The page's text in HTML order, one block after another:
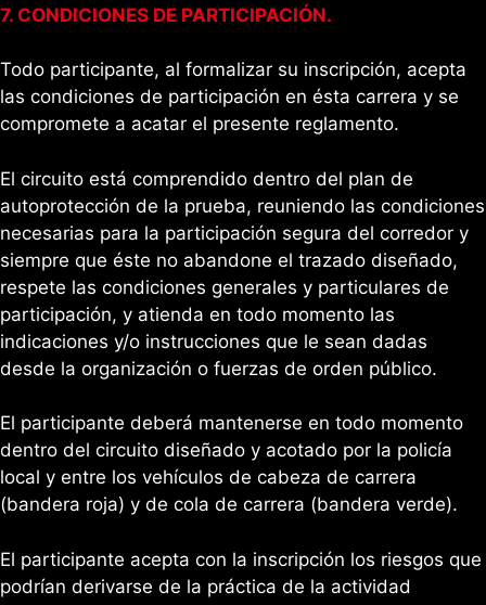
7. CONDICIONES DE PARTICIPACIÓN.
Todo participante, al formalizar su inscripción, acepta
las condiciones de participación en ésta carrera y se
compromete a acatar el presente reglamento.
El circuito está comprendido dentro del plan de
autoprotección de la prueba, reuniendo las condiciones
necesarias para la participación segura del corredor y
siempre que éste no abandone el trazado diseñado,
respete las condiciones generales y particulares de
participación, y atienda en todo momento las
indicaciones y/o instrucciones que le sean dadas
desde la organización o fuerzas de orden público.
El participante deberá mantenerse en todo momento
dentro del circuito diseñado y acotado por la policía
local y entre los vehículos de cabeza de carrera
(bandera roja) y de cola de carrera (bandera verde).
El participante acepta con la inscripción los riesgos que
podrían derivarse de la práctica de la actividad